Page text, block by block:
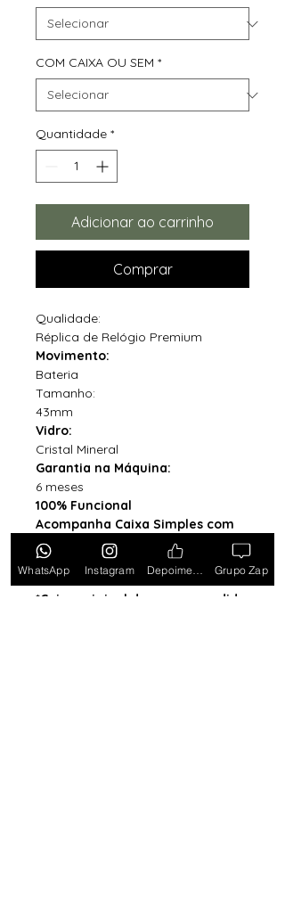
COM CAIXA OU SEM *
Quantidade *
Adicionar ao carrinho
Comprar
Qualidade:
Réplica de Relógio Premium
Movimento:
Bateria
Tamanho:
43mm
Vidro:
Cristal Mineral
Garantia na Máquina:
6 meses
100% Funcional
Acompanha Caixa Simples com
Almofada (exceto para os
estados PB, SE, RR, MT, PE e AL)
*Caixa original da marca vendida
WhatsApp Instagram Grupo Zap